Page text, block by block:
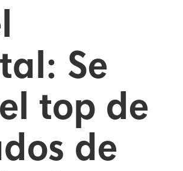
Se
top de
de